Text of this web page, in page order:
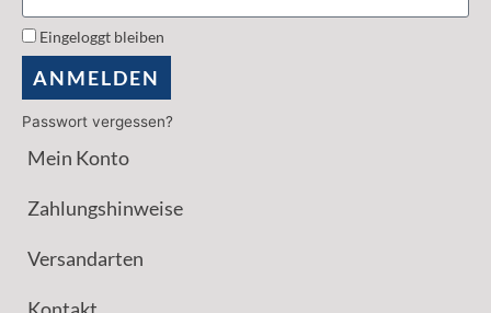
Eingeloggt bleiben
ANMELDEN
Passwort vergessen?
Mein Konto
Zahlungshinweise
Versandarten